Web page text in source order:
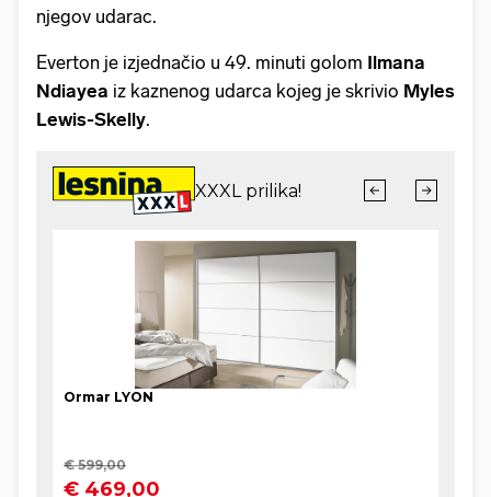
njegov udarac.
Everton je izjednačio u 49. minuti golom Ilmana
Ndiayea iz kaznenog udarca kojeg je skrivio Myles
Lewis-Skelly.